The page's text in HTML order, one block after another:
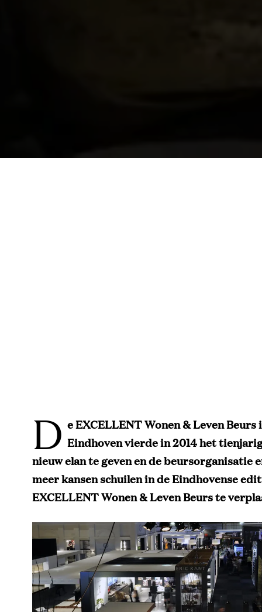
D e EXCELLENT Wonen & Leven
Eindhoven vierde in 2014 het
nieuw elan te geven en de beursorganisatie
meer kansen schuilen in de Eindhovense
EXCELLENT Wonen & Leven Beurs te